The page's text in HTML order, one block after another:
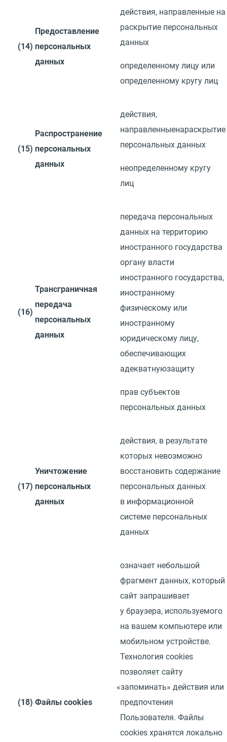
(14)
Предоставление
персональных
данных
действия, направленные на
раскрытие персональных
данных
определенному лицу или
определенному кругу лиц
(15)
Распространение
персональных
данных
действия,
направленныенараскрытие
персональных данных
неопределенному кругу
лиц
(16)
Трансграничная
передача
персональных
данных
передача персональных
данных на территорию
иностранного государства
органу власти
иностранного государства,
иностранному
физическому или
иностранному
юридическому лицу,
обеспечивающих
адекватнуюзащиту
прав субъектов
персональных данных
(17)
Уничтожение
персональных
данных
действия, в результате
которых невозможно
восстановить содержание
персональных данных
в информационной
системе персональных
данных
(18) Файлы cookies
означает небольшой
фрагмент данных, который
сайт запрашивает
у браузера, используемого
на вашем компьютере или
мобильном устройстве.
Технология cookies
позволяет сайту
«запоминать» действия или
предпочтения
Пользователя. Файлы
cookies хранятся локально